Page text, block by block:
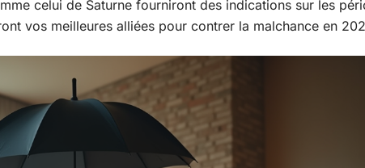
celui de Saturne fourniront des indications sur les
vos meilleures alliées pour contrer la malchance en